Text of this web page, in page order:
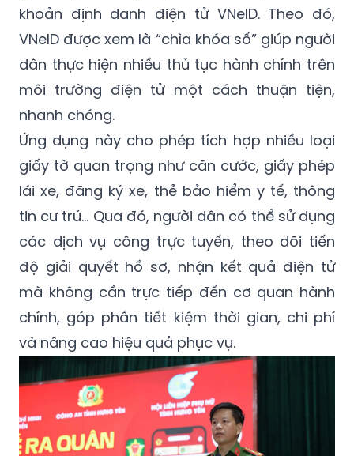
khoản định danh điện tử VNeID. Theo đó,
VNeID được xem là “chìa khóa số” giúp người
dân thực hiện nhiều thủ tục hành chính trên
môi trường điện tử một cách thuận tiện,
nhanh chóng.
Ứng dụng này cho phép tích hợp nhiều loại
giấy tờ quan trọng như căn cước, giấy phép
lái xe, đăng ký xe, thẻ bảo hiểm y tế, thông
tin cư trú… Qua đó, người dân có thể sử dụng
các dịch vụ công trực tuyến, theo dõi tiến
độ giải quyết hồ sơ, nhận kết quả điện tử
mà không cần trực tiếp đến cơ quan hành
chính, góp phần tiết kiệm thời gian, chi phí
và nâng cao hiệu quả phục vụ.